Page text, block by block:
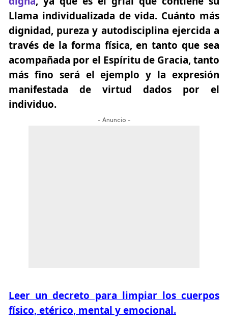
Llama individualizada de vida. Cuánto más
dignidad, pureza y autodisciplina ejercida a
través de la forma física, en tanto que sea
acompañada por el Espíritu de Gracia, tanto
más fino será el ejemplo y la expresión
manifestada de virtud dados por el
individuo.
- Anuncio -
Leer un decreto para limpiar los cuerpos
físico, etérico, mental y emocional.